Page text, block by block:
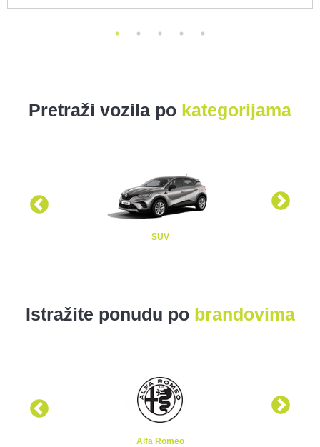
Pretraži vozila po kategorijama
SUV
Istražite ponudu po brandovima
Alfa Romeo